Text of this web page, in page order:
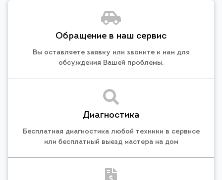
Обращение в наш сервис
Вы оставляете заявку или звоните к нам для
обсуждения Вашей проблемы.
Диагностика
Бесплатная диагностика любой техники в сервисе
или бесплатный выезд мастера на дом